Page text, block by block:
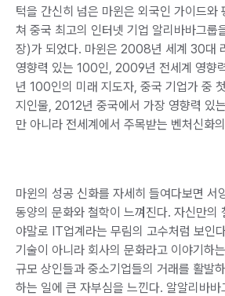
턱을 간신히 넘은 마윈은 외국인 가이드와
쳐 중국 최고의 인터넷 기업 알리바바그룹
장)가 되었다. 마윈은 2008년 세계 30대
영향력 있는 100인, 2009년 전세계 영향
년 100인의 미래 지도자, 중국 기업가 중
지인물, 2012년 중국에서 가장 영향력 있
만 아니라 전세계에서 주목받는 벤처신화
마윈의 성공 신화를 자세히 들여다보면 서
동양의 문화와 철학이 느껴진다. 자신만의
야말로 IT업계라는 무림의 고수처럼 보인
기술이 아니라 회사의 문화라고 이야기하
규모 상인들과 중소기업들의 거래를 활발
하는 일에 큰 자부심을 느낀다. 알알리바